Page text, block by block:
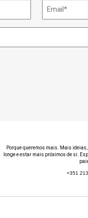
Email
Porque queremos mais. Mais
longe e estar mais próximos de si.
+351